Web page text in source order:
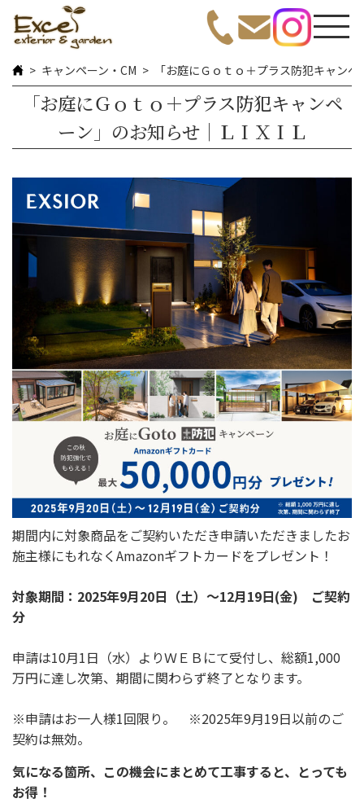
キャンペーン・CM 「お庭にＧｏｔｏ＋プラス防犯キャン
「お庭にＧｏｔｏ＋プラス防犯キャンペ
ーン」のお知らせ｜ＬＩＸＩＬ
期間内に対象商品をご契約いただき申請いただきましたお
施主様にもれなくAmazonギフトカードをプレゼント！
対象期間：2025年9月20日（土）～12月19日(金) ご契約
分
申請は10月1日（水）よりＷＥＢにて受付し、総額1,000
万円に達し次第、期間に関わらず終了となります。
※申請はお一人様1回限り。 ※2025年9月19日以前のご
契約は無効。
気になる箇所、この機会にまとめて工事すると、とっても
お得！